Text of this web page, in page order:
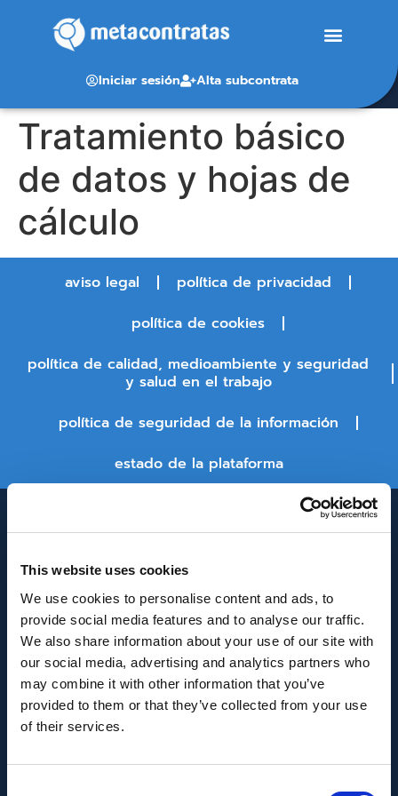
This website uses cookies
We use cookies to personalise content and ads, to
provide social media features and to analyse our traffic.
We also share information about your use of our site with
our social media, advertising and analytics partners who
may combine it with other information that you’ve
provided to them or that they’ve collected from your use
of their services.
Iniciar sesión Alta subcontrata
Tratamiento básico
de datos y hojas de
cálculo
aviso legal
política de privacidad
política de cookies
política de calidad, medioambiente y seguridad
y salud en el trabajo
política de seguridad de la información
estado de la plataforma
INNOVACIÓN Y DESARROLLO DE ANDALUCÍA
IDEA
Se ha recibido un incentivo de la Agencia de
Junta de Andalucía, por un importe de